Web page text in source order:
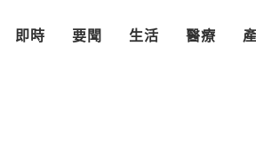
即時 要聞 生活 醫療